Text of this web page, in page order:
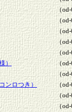
（
（
（
（od-
（
）
（od-
（
ンロつき）
（
（
（